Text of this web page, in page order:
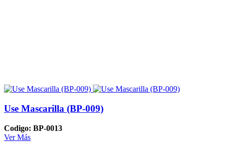
Use Mascarilla (BP-009)
Codigo: BP-0013
Ver Más